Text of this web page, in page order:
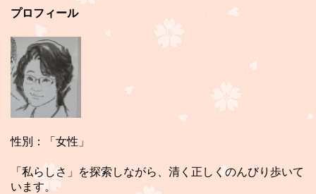
プロフィール
性別：「女性」
「私らしさ」を探索しながら、清く正しくのんびり歩いて
います。